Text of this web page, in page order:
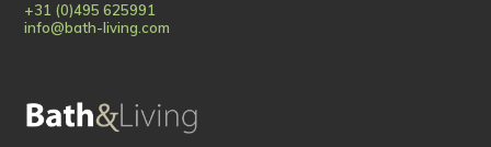
+31 (0)495 625991
info@bath-living.com